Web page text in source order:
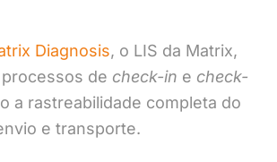
Diagnosis, o LIS da Matrix,
de check-in e check-
a rastreabilidade completa do
e transporte.